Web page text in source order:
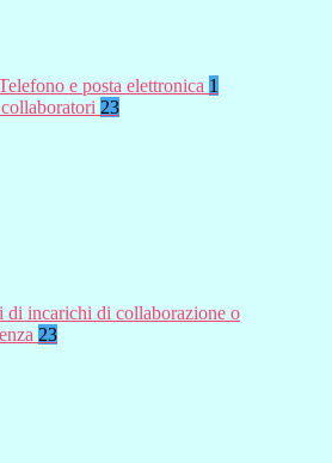
e posta elettronica 1
23
di incarichi di collaborazione o
23